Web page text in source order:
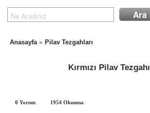
Anasayfa» Pilav Tezgahları
Kırmızı Pilav Tezgahı
0 Yorum 1954 Okunma